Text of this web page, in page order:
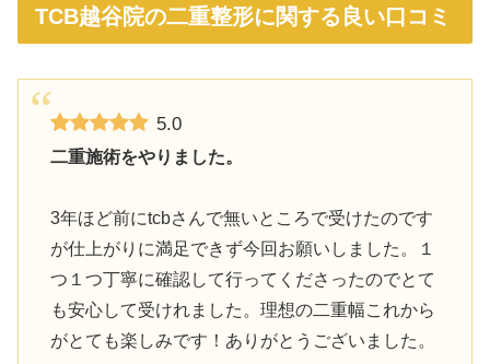
TCB越谷院の二重整形に関する良い口コミ
5.0
二重施術をやりました。
3年ほど前にtcbさんで無いところで受けたのです
が仕上がりに満足できず今回お願いしました。１
つ１つ丁寧に確認して行ってくださったのでとて
も安心して受けれました。理想の二重幅これから
がとても楽しみです！ありがとうございました。